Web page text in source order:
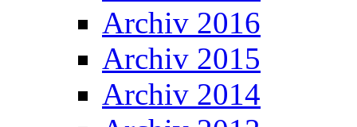
Archiv 2016
Archiv 2015
Archiv 2014